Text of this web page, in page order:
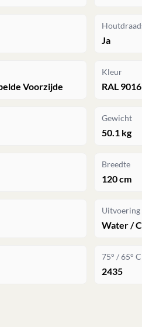
Ja
Voorzijde
Kleur
RAL
Gewicht
50.1 kg
Breedte
120 cm
Water /
75° / 65°
2435